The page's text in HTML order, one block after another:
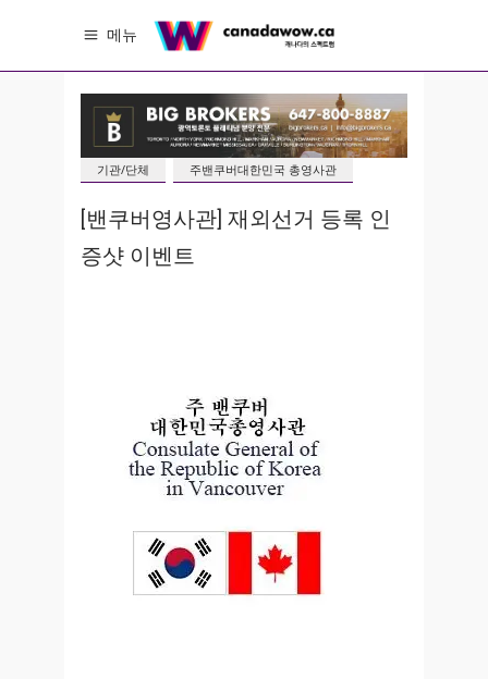
메뉴
기관/단체 주밴쿠버대한민국 총영사관
[밴쿠버영사관] 재외선거 등록 인
증샷 이벤트